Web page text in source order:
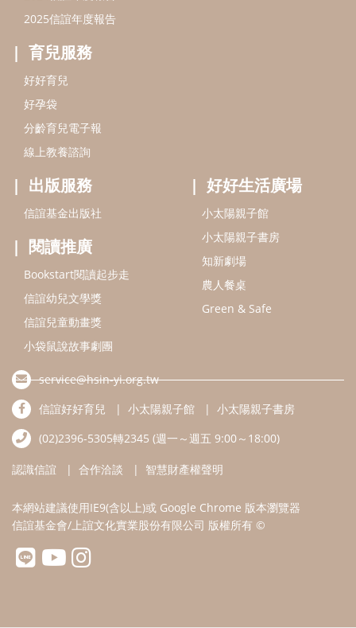
2025信誼年度報告
育兒服務
好好育兒
好孕袋
分齡育兒電子報
線上教養諮詢
出版服務
信誼基金出版社
閱讀推廣
Bookstart閱讀起步走
信誼幼兒文學獎
信誼兒童動畫獎
小袋鼠說故事劇團
好好生活廣場
小太陽親子館
小太陽親子書房
知新劇場
農人餐桌
Green & Safe
service@hsin-yi.org.tw
信誼好好育兒
小太陽親子館
小太陽親子書房
(02)2396-5305轉2345 (週一～週五 9:00～18:00)
認識信誼 合作洽談 智慧財產權聲明
本網站建議使用IE9(含以上)或 Google Chrome 版本瀏覽器
信誼基金會/上誼文化實業股份有限公司 版權所有 ©